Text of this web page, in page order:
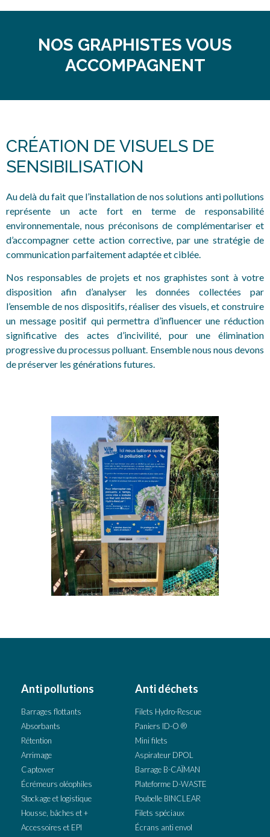
NOS GRAPHISTES VOUS
ACCOMPAGNENT
CRÉATION DE VISUELS DE
SENSIBILISATION
Au delà du fait que l’installation de nos solutions anti pollutions
représente un acte fort en terme de responsabilité
environnementale, nous préconisons de complémentariser et
d’accompagner cette action corrective, par une stratégie de
communication parfaitement adaptée et ciblée.
Nos responsables de projets et nos graphistes sont à votre
disposition afin d’analyser les données collectées par
l’ensemble de nos dispositifs, réaliser des visuels, et construire
un message positif qui permettra d’influencer une réduction
significative des actes d’incivilité, pour une élimination
progressive du processus polluant. Ensemble nous nous devons
de préserver les générations futures.
Anti pollutions
Barrages flottants
Absorbants
Rétention
Arrimage
Captower
Écrémeurs oléophiles
Stockage et logistique
Housse, bâches et +
Accessoires et EPI
Anti déchets
Filets Hydro-Rescue
Paniers ID-O ®
Mini filets
Aspirateur DPOL
Barrage B-CAÏMAN
Plateforme D-WASTE
Poubelle BINCLEAR
Filets spéciaux
Écrans anti envol